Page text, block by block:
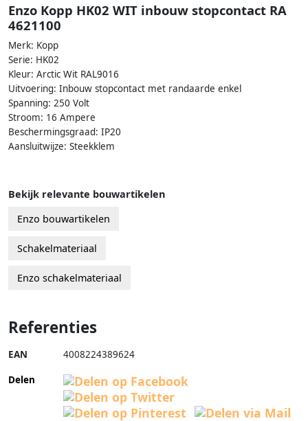
Enzo Kopp HK02 WIT inbouw stopcontact RA
4621100
Merk: Kopp
Serie: HK02
Kleur: Arctic Wit RAL9016
Uitvoering: Inbouw stopcontact met randaarde enkel
Spanning: 250 Volt
Stroom: 16 Ampere
Beschermingsgraad: IP20
Aansluitwijze: Steekklem
Bekijk relevante bouwartikelen
Enzo bouwartikelen
Schakelmateriaal
Enzo schakelmateriaal
Referenties
EAN 4008224389624
Delen